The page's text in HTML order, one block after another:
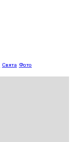
Свята Фото